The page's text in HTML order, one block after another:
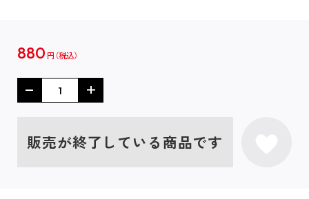
880 円
販売が終了している商品です